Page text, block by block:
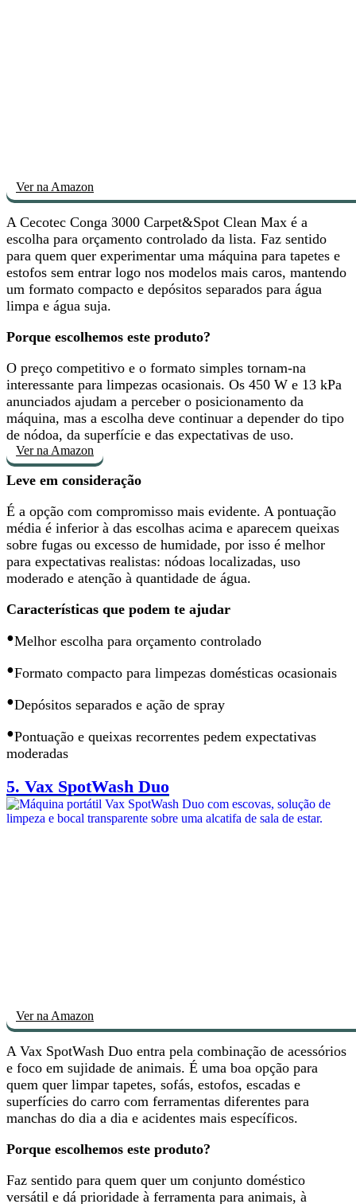
Ver na Amazon
A Cecotec Conga 3000 Carpet&Spot Clean Max é a
escolha para orçamento controlado da lista. Faz sentido
para quem quer experimentar uma máquina para tapetes e
estofos sem entrar logo nos modelos mais caros, mantendo
um formato compacto e depósitos separados para água
limpa e água suja.
Porque escolhemos este produto?
O preço competitivo e o formato simples tornam-na
interessante para limpezas ocasionais. Os 450 W e 13 kPa
anunciados ajudam a perceber o posicionamento da
máquina, mas a escolha deve continuar a depender do tipo
de nódoa, da superfície e das expectativas de uso.
Ver na Amazon
Leve em consideração
É a opção com compromisso mais evidente. A pontuação
média é inferior à das escolhas acima e aparecem queixas
sobre fugas ou excesso de humidade, por isso é melhor
para expectativas realistas: nódoas localizadas, uso
moderado e atenção à quantidade de água.
Características que podem te ajudar
•Melhor escolha para orçamento controlado
•Formato compacto para limpezas domésticas ocasionais
•Depósitos separados e ação de spray
•Pontuação e queixas recorrentes pedem expectativas
moderadas
5. Vax SpotWash Duo
Ver na Amazon
A Vax SpotWash Duo entra pela combinação de acessórios
e foco em sujidade de animais. É uma boa opção para
quem quer limpar tapetes, sofás, estofos, escadas e
superfícies do carro com ferramentas diferentes para
manchas do dia a dia e acidentes mais específicos.
Porque escolhemos este produto?
Faz sentido para quem quer um conjunto doméstico
versátil e dá prioridade à ferramenta para animais, à